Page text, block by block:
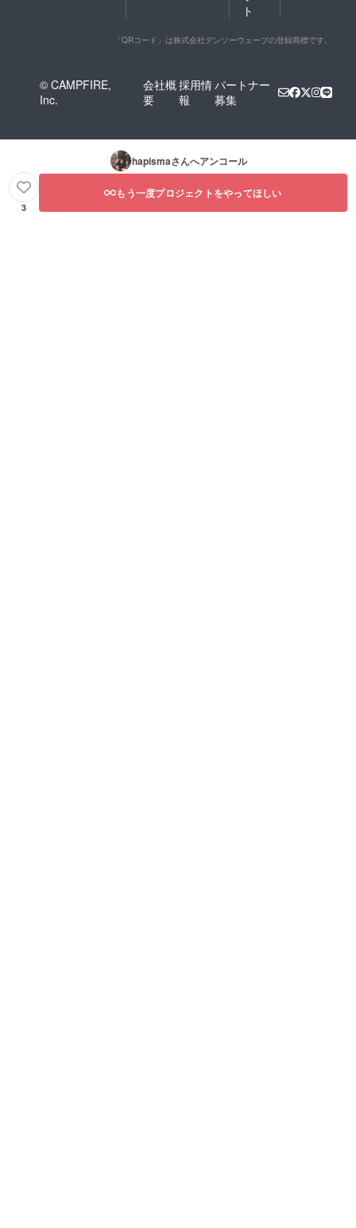
ト
「QRコード」は株式会社デンソーウェーブの登録商標です。
© CAMPFIRE,
Inc.
会社概
要
採用情
報
パートナー
募集
hapismaさんへアンコール
3
もう一度プロジェクトをやってほしい